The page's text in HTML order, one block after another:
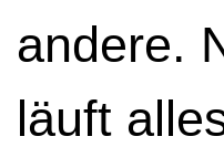
andere.
läuft